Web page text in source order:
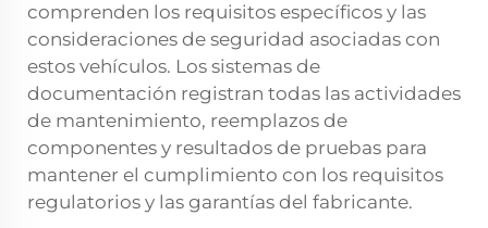
comprenden los requisitos específicos y las
consideraciones de seguridad asociadas con
estos vehículos. Los sistemas de
documentación registran todas las actividades
de mantenimiento, reemplazos de
componentes y resultados de pruebas para
mantener el cumplimiento con los requisitos
regulatorios y las garantías del fabricante.